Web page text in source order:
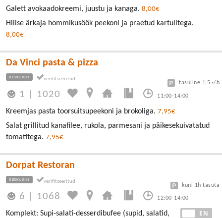
Galett avokaadokreemi, juustu ja kanaga. 8,00€
Hilise ärkaja hommikusöök peekoni ja praetud kartulitega.
8,00€
Da Vinci pasta & pizza
KESKLINN
1 1020 11:00-14:00
tasuline 1,5.-/h
Kreemjas pasta toorsuitsupeekoni ja brokoliga. 7,95€
Salat grillitud kanafilee, rukola, parmesani ja päikesekuivatatud
tomatitega. 7,95€
Dorpat Restoran
KESKLINN
6 1068 12:00-14:00
kuni 1h tasuta
EN
Komplekt: Supi-salati-desserdibufee (supid, salatid,